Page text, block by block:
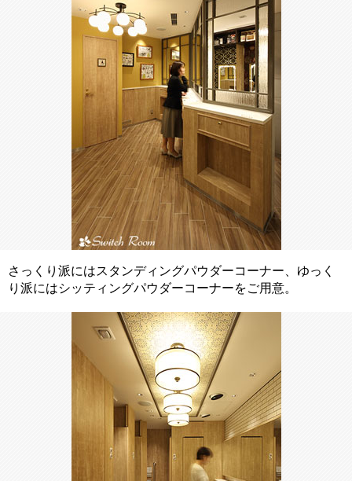
さっくり派にはスタンディングパウダーコーナー、ゆっく
り派にはシッティングパウダーコーナーをご用意。